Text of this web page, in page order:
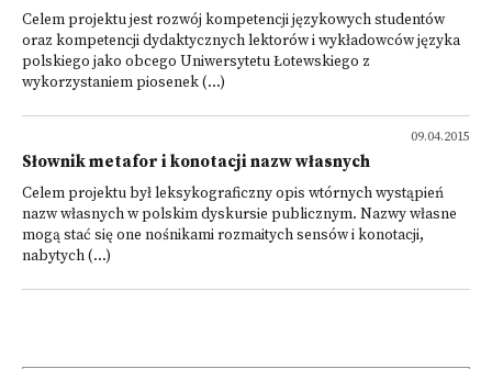
Celem projektu jest rozwój kompetencji językowych studentów
oraz kompetencji dydaktycznych lektorów i wykładowców języka
polskiego jako obcego Uniwersytetu Łotewskiego z
wykorzystaniem piosenek (...)
09.04.2015
Słownik metafor i konotacji nazw własnych
Celem projektu był leksykograficzny opis wtórnych wystąpień
nazw własnych w polskim dyskursie publicznym. Nazwy własne
mogą stać się one nośnikami rozmaitych sensów i konotacji,
nabytych (...)